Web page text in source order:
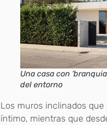
Una casa con
del entorno
Los muros inclinados
íntimo, mientras que